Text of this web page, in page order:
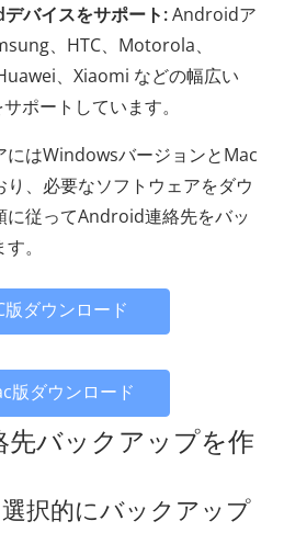
バイスをサポート:Androidア
、HTC、Motorola、
、Xiaomi などの幅広い
ポートしています。
にはWindowsバージョンとMac
、必要なソフトウェアをダウ
に従ってAndroid連絡先をバッ
。
版ダウンロード
版ダウンロード
バックアップを作
択的にバックアップ